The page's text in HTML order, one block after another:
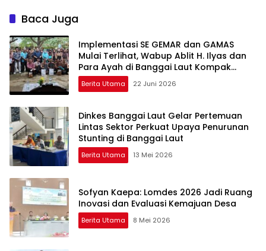
Baca Juga
Implementasi SE GEMAR dan GAMAS
Mulai Terlihat, Wabup Ablit H. Ilyas dan
Para Ayah di Banggai Laut Kompak
Ambil Rapor Anak
Berita Utama 22 Juni 2026
Dinkes Banggai Laut Gelar Pertemuan
Lintas Sektor Perkuat Upaya Penurunan
Stunting di Banggai Laut
Berita Utama 13 Mei 2026
Sofyan Kaepa: Lomdes 2026 Jadi Ruang
Inovasi dan Evaluasi Kemajuan Desa
Berita Utama 8 Mei 2026